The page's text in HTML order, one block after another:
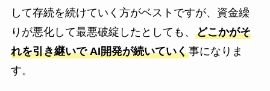
して存続を続けていく方がベストですが、資金繰
りが悪化して最悪破綻したとしても、 どこかがそ
れを引き継いで AI開発が続いていく事になりま
す。